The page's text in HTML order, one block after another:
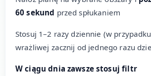
60 sekund przed spłukaniem
Stosuj 1–2 razy dziennie (w
wrażliwej zacznij od jednego razu
W ciągu dnia zawsze stosuj filtr